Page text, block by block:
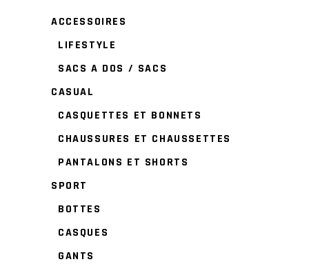
ACCESSOIRES
LIFESTYLE
SACS A DOS / SACS
CASUAL
CASQUETTES ET BONNETS
CHAUSSURES ET CHAUSSETTES
PANTALONS ET SHORTS
SPORT
BOTTES
CASQUES
GANTS